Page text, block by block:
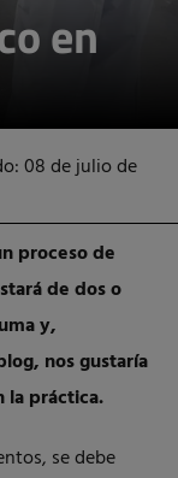
en
08 de julio de
proceso de
de dos o
y,
nos gustaría
la práctica.
se debe